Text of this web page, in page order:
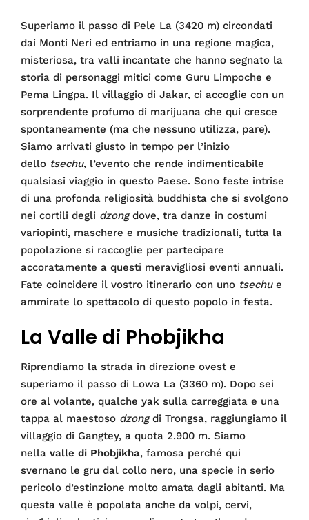
Superiamo il passo di Pele La (3420 m) circondati
dai Monti Neri ed entriamo in una regione magica,
misteriosa, tra valli incantate che hanno segnato la
storia di personaggi mitici come Guru Limpoche e
Pema Lingpa. Il villaggio di Jakar, ci accoglie con un
sorprendente profumo di marijuana che qui cresce
spontaneamente (ma che nessuno utilizza, pare).
Siamo arrivati giusto in tempo per l’inizio
dello tsechu, l’evento che rende indimenticabile
qualsiasi viaggio in questo Paese. Sono feste intrise
di una profonda religiosità buddhista che si svolgono
nei cortili degli dzongdove, tra danze in costumi
variopinti, maschere e musiche tradizionali, tutta la
popolazione si raccoglie per partecipare
accoratamente a questi meravigliosi eventi annuali.
Fate coincidere il vostro itinerario con uno tsechue
ammirate lo spettacolo di questo popolo in festa.
La Valle di Phobjikha
Riprendiamo la strada in direzione ovest e
superiamo il passo di Lowa La (3360 m). Dopo sei
ore al volante, qualche yak sulla carreggiata e una
tappa al maestoso dzongdi Trongsa, raggiungiamo il
villaggio di Gangtey, a quota 2.900 m. Siamo
nella valle di Phobjikha, famosa perché qui
svernano le gru dal collo nero, una specie in serio
pericolo d’estinzione molto amata dagli abitanti. Ma
questa valle è popolata anche da volpi, cervi,